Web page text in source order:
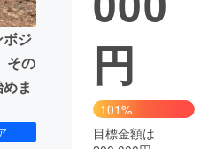
性化
CAMPFIRE Creation
税
machi-ya コミュニティ
ボジ
その
ま
円
101%
目標金額は